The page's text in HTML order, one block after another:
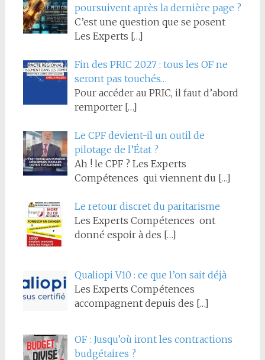
poursuivent après la dernière page ?
C’est une question que se posent
Les Experts […]
Fin des PRIC 2027 : tous les OF ne
seront pas touchés…
Pour accéder au PRIC, il faut d’abord
remporter […]
Le CPF devient-il un outil de
pilotage de l’État ?
Ah ! le CPF ? Les Experts
Compétences qui viennent du […]
Le retour discret du paritarisme
Les Experts Compétences ont
donné espoir à des […]
Qualiopi V10 : ce que l’on sait déjà
Les Experts Compétences
accompagnent depuis des […]
OF : Jusqu’où iront les contractions
budgétaires ?